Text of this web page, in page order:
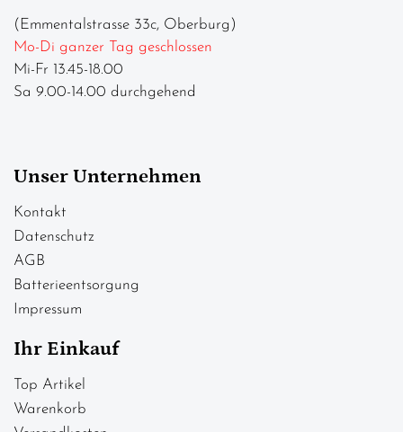
(Emmentalstrasse 33c, Oberburg)
Mo-Di ganzer Tag geschlossen
Mi-Fr 13.45-18.00
Sa 9.00-14.00 durchgehend
Unser Unternehmen
Kontakt
Datenschutz
AGB
Batterieentsorgung
Impressum
Ihr Einkauf
Top Artikel
Warenkorb